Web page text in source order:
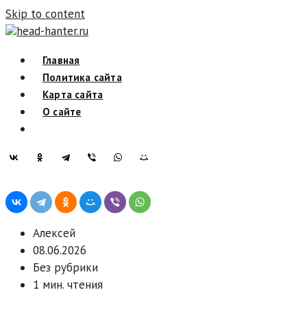
Skip to content
head-hanter.ru
Главная
Политика сайта
Карта сайта
О сайте
Алексей
08.06.2026
Без рубрики
1 мин. чтения